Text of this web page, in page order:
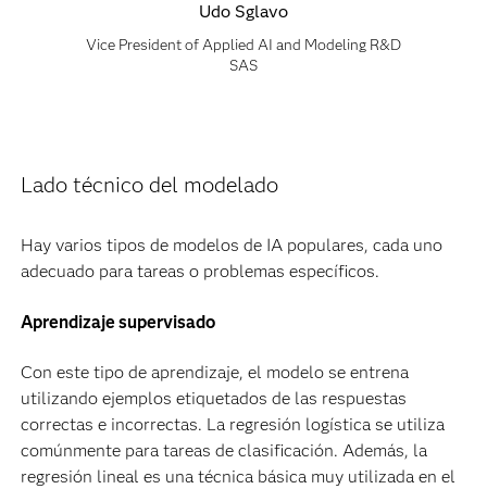
Udo Sglavo
Vice President of Applied AI and Modeling R&D
SAS
Lado técnico del modelado
Hay varios tipos de modelos de IA populares, cada uno
adecuado para tareas o problemas específicos.
Aprendizaje supervisado
Con este tipo de aprendizaje, el modelo se entrena
utilizando ejemplos etiquetados de las respuestas
correctas e incorrectas. La regresión logística se utiliza
comúnmente para tareas de clasificación. Además, la
regresión lineal es una técnica básica muy utilizada en el